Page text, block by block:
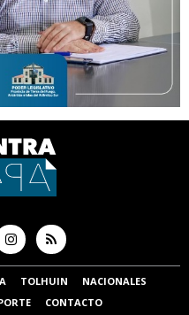
TOLHUIN
NACIONALES
CONTACTO